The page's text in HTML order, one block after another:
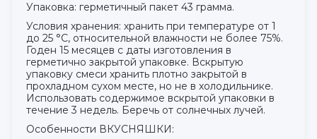
Упаковка: герметичный пакет 43 грамма.
Условия хранения: хранить при температуре от 1
до 25 °С, относительной влажности не более 75%.
Годен 15 месяцев с даты изготовления в
герметично закрытой упаковке. Вскрытую
упаковку смеси хранить плотно закрытой в
прохладном сухом месте, но не в холодильнике.
Использовать содержимое вскрытой упаковки в
течение 3 недель. Беречь от солнечных лучей.
Особенности ВКУСНЯШКИ: